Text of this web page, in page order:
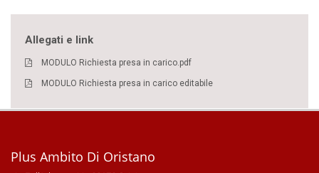
Allegati e link
MODULO Richiesta presa in carico.pdf
MODULO Richiesta presa in carico editabile
Plus Ambito Di Oristano